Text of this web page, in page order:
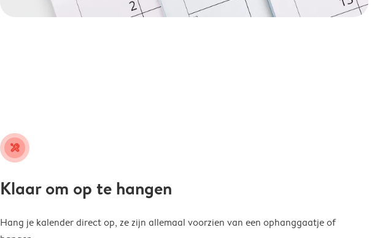
tools
Klaar om op te hangen
Hang je kalender direct op, ze zijn allemaal voorzien van een ophanggaatje of